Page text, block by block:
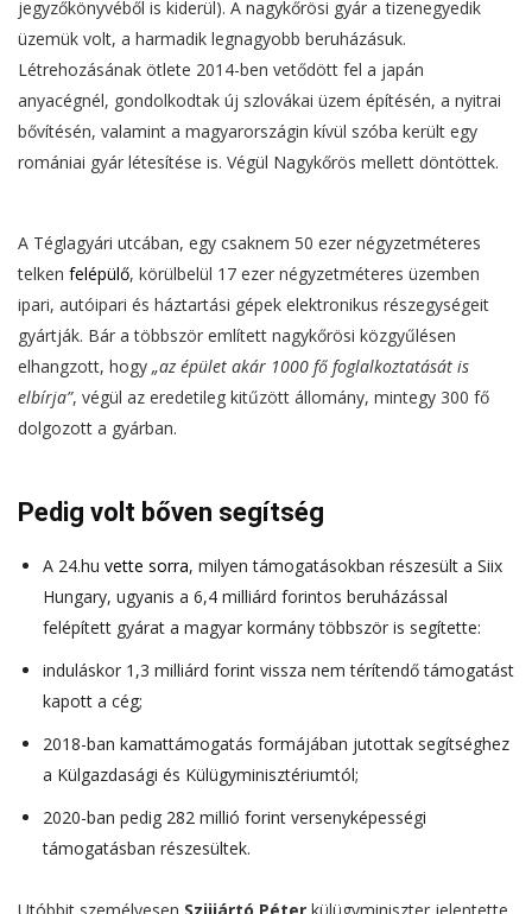
jegyzőkönyvéből is kiderül). A nagykőrösi gyár a tizenegyedik
üzemük volt, a harmadik legnagyobb beruházásuk.
Létrehozásának ötlete 2014-ben vetődött fel a japán
anyacégnél, gondolkodtak új szlovákai üzem építésén, a nyitrai
bővítésén, valamint a magyarországin kívül szóba került egy
romániai gyár létesítése is. Végül Nagykőrös mellett döntöttek.
A Téglagyári utcában, egy csaknem 50 ezer négyzetméteres
telken felépülő, körülbelül 17 ezer négyzetméteres üzemben
ipari, autóipari és háztartási gépek elektronikus részegységeit
gyártják. Bár a többször említett nagykőrösi közgyűlésen
elhangzott, hogy „az épület akár 1000 fő foglalkoztatását is
elbírja”, végül az eredetileg kitűzött állomány, mintegy 300 fő
dolgozott a gyárban.
Pedig volt bőven segítség
A 24.hu vette sorra, milyen támogatásokban részesült a Siix
Hungary, ugyanis a 6,4 milliárd forintos beruházással
felépített gyárat a magyar kormány többször is segítette:
induláskor 1,3 milliárd forint vissza nem térítendő támogatást
kapott a cég;
2018-ban kamattámogatás formájában jutottak segítséghez
a Külgazdasági és Külügyminisztériumtól;
2020-ban pedig 282 millió forint versenyképességi
támogatásban részesültek.